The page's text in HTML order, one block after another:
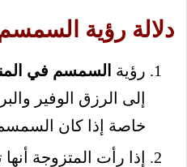
دلالة رؤية
رؤية السمسم في
إلى الرزق الوفير
خاصة إذا كان
إذا رأت المتزوجة